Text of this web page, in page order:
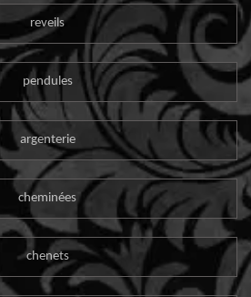
reveils
pendules
argenterie
cheminées
chenets